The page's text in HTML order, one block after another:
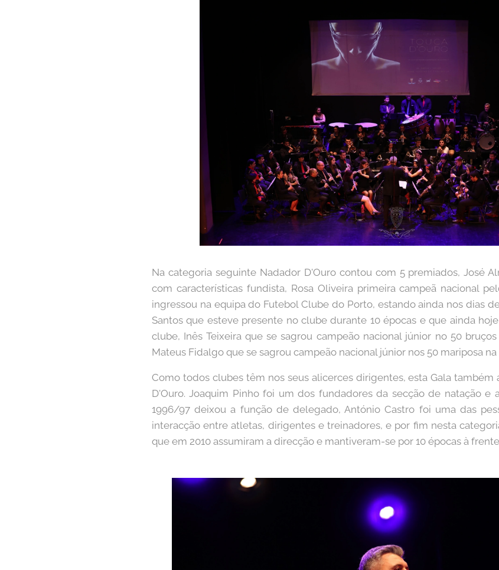
Na categoria seguinte Nadador D'Ouro contou com 5 premiados, José
com características fundista, Rosa Oliveira primeira campeã nacional
ingressou na equipa do Futebol Clube do Porto, estando ainda nos dias
Santos que esteve presente no clube durante 10 épocas e que ainda
clube, Inês Teixeira que se sagrou campeão nacional júnior no 50
Mateus Fidalgo que se sagrou campeão nacional júnior nos 50 mariposa na
Como todos clubes têm nos seus alicerces dirigentes, esta Gala
D'Ouro. Joaquim Pinho foi um dos fundadores da secção de natação e
1996/97 deixou a função de delegado, António Castro foi uma das
interacção entre atletas, dirigentes e treinadores, e por fim nesta
que em 2010 assumiram a direcção e mantiveram-se por 10 épocas à